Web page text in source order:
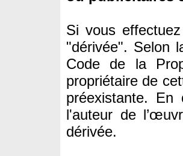
Si vous
"dérivée". Selon
Code de la
propriétaire de
préexistante. En
l'auteur de
dérivée.